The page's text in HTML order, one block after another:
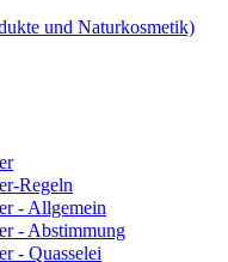
und Naturkosmetik)
Regeln
- Allgemein
- Abstimmung
- Quasselei